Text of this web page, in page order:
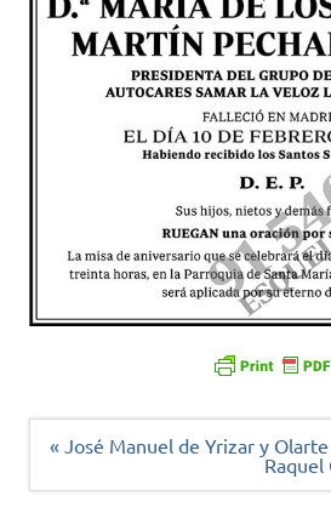
Navegación
« José Manuel de Yrizar y Olarte
Raquel